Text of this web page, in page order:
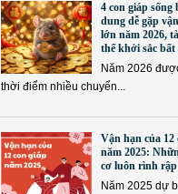
4 con giáp sống
dung dễ gặp
lớn năm 2026,
thể khởi sắc bất
Năm 2026
thời điểm nhiều chuyển...
Vận hạn của 12
năm 2025:
cơ luôn rình rập
Năm 2025 dự